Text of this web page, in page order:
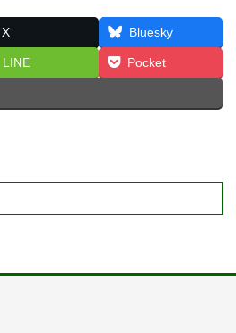
X Bluesky
LINE Pocket